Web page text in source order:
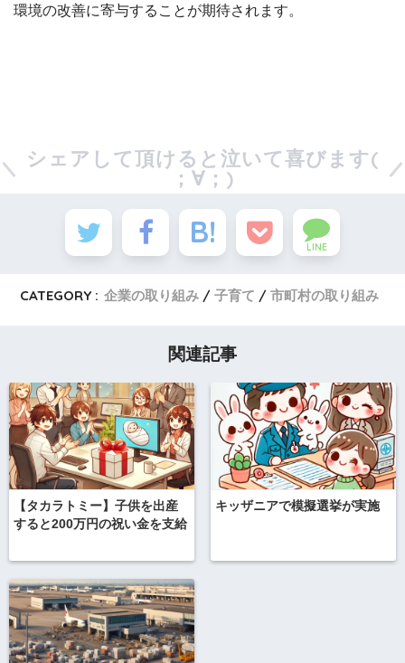
環境の改善に寄与することが期待されます。
シェアして頂けると泣いて喜びます(
；∀；)
LINE
CATEGORY : 企業の取り組み 子育て 市町村の取り組み
関連記事
【タカラトミー】子供を出産
すると200万円の祝い金を支給
キッザニアで模擬選挙が実施